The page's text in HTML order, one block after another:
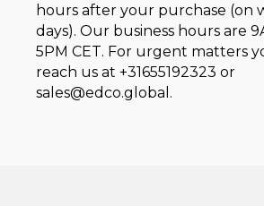
hours after your purchase (on
days). Our business hours are
5PM CET. For urgent matters
reach us at+31655192323 or
sales@edco.global .